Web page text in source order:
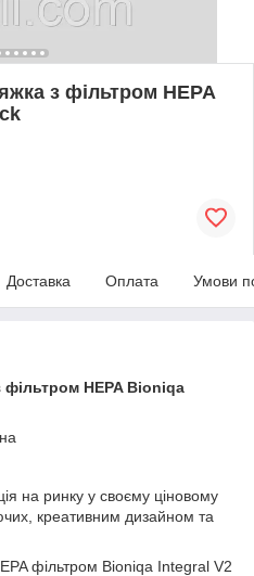
з фільтром HEPA
Доставка Оплата Умови
фільтром HEPA Bioniqa
на ринку у своєму ціновому
креативним дизайном та
фільтром Bioniqa Integral V2